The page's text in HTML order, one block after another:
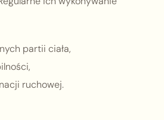
partii ciała,
ruchowej.